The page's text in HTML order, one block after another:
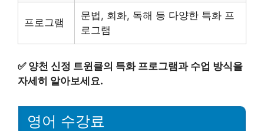
프로그램
문법, 회화, 독해 등 다양한 특화 프
로그램
✅ 양천 신정 트윈클의 특화 프로그램과 수업 방식을
자세히 알아보세요.
영어 수강료